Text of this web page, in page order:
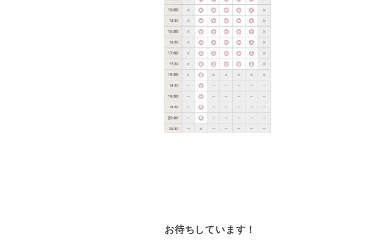
お待ちしています！